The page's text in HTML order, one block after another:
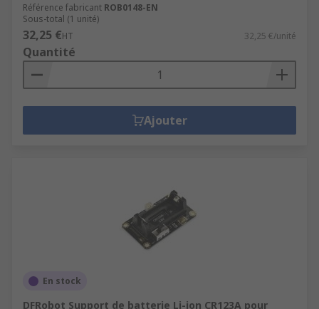
Référence fabricant ROB0148-EN
Sous-total (1 unité)
32,25 €HT 32,25 €/unité
Quantité
Ajouter
En stock
DFRobot Support de batterie Li-ion CR123A pour